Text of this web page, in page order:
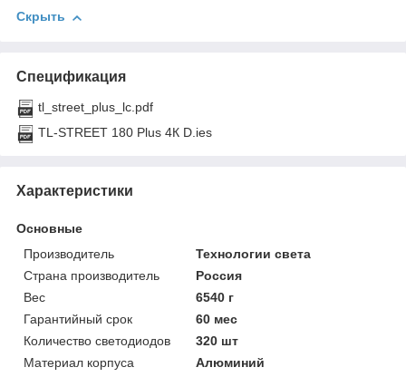
Скрыть
Спецификация
tl_street_plus_lc.pdf
TL-STREET 180 Plus 4К D.ies
Характеристики
Основные
Производитель
Технологии света
Страна производитель
Россия
Вес
6540 г
Гарантийный срок
60 мес
Количество светодиодов
320 шт
Материал корпуса
Алюминий